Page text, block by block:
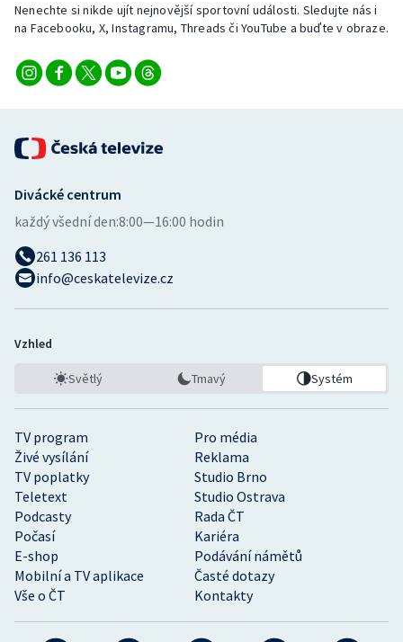
Nenechte si nikde ujít nejnovější sportovní události. Sledujte nás i
na Facebooku, X, Instagramu, Threads či YouTube a buďte v obraze.
TV program
Pro média
Živé vysílání
Reklama
TV poplatky
Studio Brno
Teletext
Studio Ostrava
Podcasty
Rada ČT
Počasí
Kariéra
E-shop
Podávání námětů
Mobilní a TV aplikace
Časté dotazy
Vše o ČT
Kontakty
Divácké centrum
každý všední den:8:00—16:00 hodin
261 136 113
info@ceskatelevize.cz
Vzhled
Světlý Tmavý Systém